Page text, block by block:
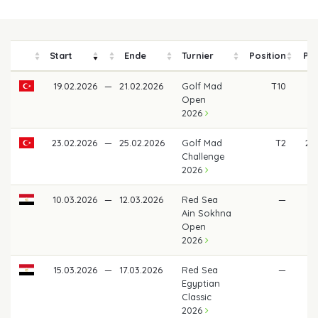
Start Ende Turnier Position
19.02.2026 — 21.02.2026
Golf Mad
Open
2026
T10
23.02.2026 — 25.02.2026
Golf Mad
Challenge
2026
T2
10.03.2026 — 12.03.2026
Red Sea
Ain Sokhna
Open
2026
—
15.03.2026 — 17.03.2026
Red Sea
Egyptian
Classic
2026
—